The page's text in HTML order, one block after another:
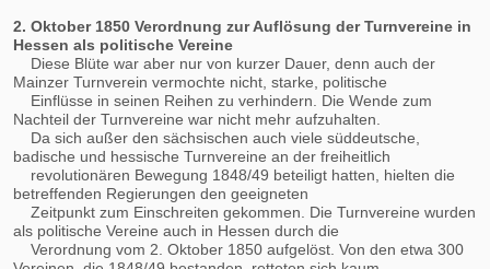
2. Oktober 1850 Verordnung zur Auflösung der Turnvereine in
Hessen als politische Vereine
Diese Blüte war aber nur von kurzer Dauer, denn auch der
Mainzer Turnverein vermochte nicht, starke, politische
Einflüsse in seinen Reihen zu verhindern. Die Wende zum
Nachteil der Turnvereine war nicht mehr aufzuhalten.
Da sich außer den sächsischen auch viele süddeutsche,
badische und hessische Turnvereine an der freiheitlich
revolutionären Bewegung 1848/49 beteiligt hatten, hielten die
betreffenden Regierungen den geeigneten
Zeitpunkt zum Einschreiten gekommen. Die Turnvereine wurden
als politische Vereine auch in Hessen durch die
Verordnung vom 2. Oktober 1850 aufgelöst. Von den etwa 300